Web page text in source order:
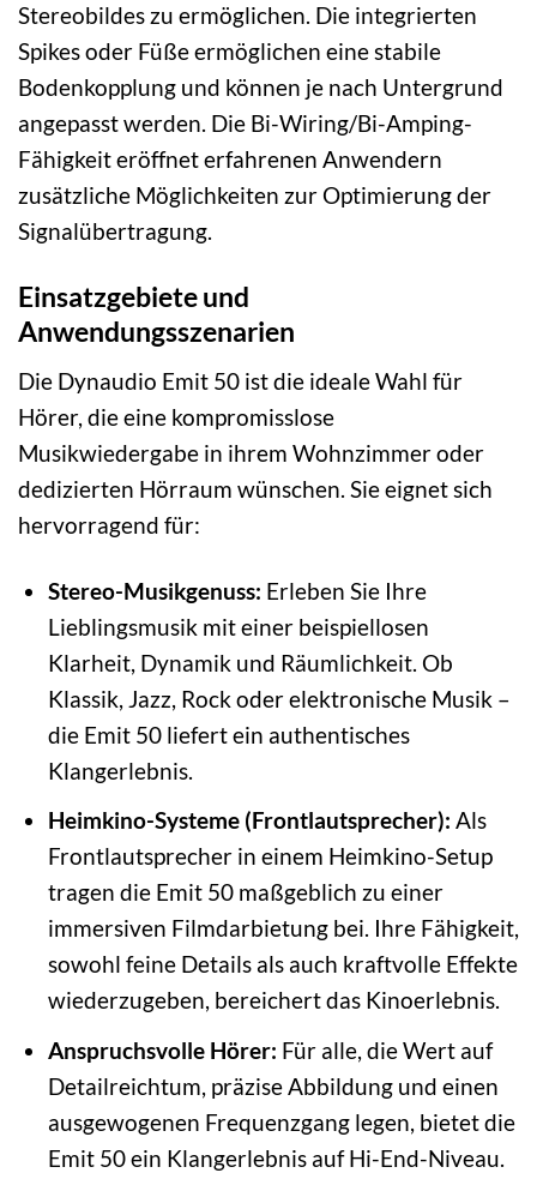
Stereobildes zu ermöglichen. Die integrierten
Spikes oder Füße ermöglichen eine stabile
Bodenkopplung und können je nach Untergrund
angepasst werden. Die Bi-Wiring/Bi-Amping-
Fähigkeit eröffnet erfahrenen Anwendern
zusätzliche Möglichkeiten zur Optimierung der
Signalübertragung.
Einsatzgebiete und
Anwendungsszenarien
Die Dynaudio Emit 50 ist die ideale Wahl für
Hörer, die eine kompromisslose
Musikwiedergabe in ihrem Wohnzimmer oder
dedizierten Hörraum wünschen. Sie eignet sich
hervorragend für:
Stereo-Musikgenuss: Erleben Sie Ihre
Lieblingsmusik mit einer beispiellosen
Klarheit, Dynamik und Räumlichkeit. Ob
Klassik, Jazz, Rock oder elektronische Musik –
die Emit 50 liefert ein authentisches
Klangerlebnis.
Heimkino-Systeme (Frontlautsprecher): Als
Frontlautsprecher in einem Heimkino-Setup
tragen die Emit 50 maßgeblich zu einer
immersiven Filmdarbietung bei. Ihre Fähigkeit,
sowohl feine Details als auch kraftvolle Effekte
wiederzugeben, bereichert das Kinoerlebnis.
Anspruchsvolle Hörer: Für alle, die Wert auf
Detailreichtum, präzise Abbildung und einen
ausgewogenen Frequenzgang legen, bietet die
Emit 50 ein Klangerlebnis auf Hi-End-Niveau.